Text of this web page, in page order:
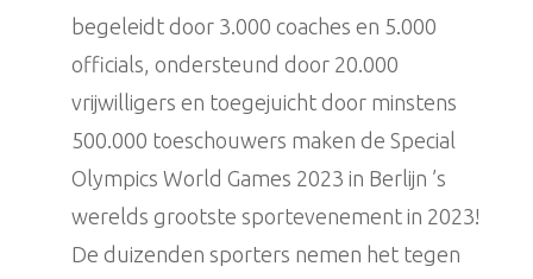
begeleidt door 3.000 coaches en 5.000
officials, ondersteund door 20.000
vrijwilligers en toegejuicht door minstens
500.000 toeschouwers maken de Special
Olympics World Games 2023 in Berlijn ’s
werelds grootste sportevenement in 2023!
De duizenden sporters nemen het tegen